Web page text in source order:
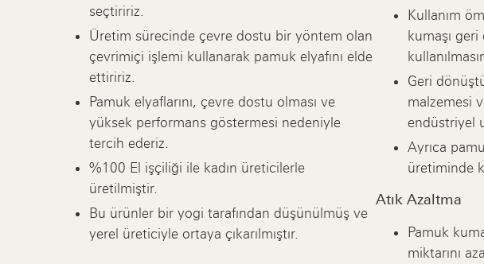
seçtiririz.
Üretim sürecinde çevre dostu bir yöntem olan
çevrimiçi işlemi kullanarak pamuk elyafını elde
ettiririz.
Pamuk elyaflarını, çevre dostu olması ve
yüksek performans göstermesi nedeniyle
tercih ederiz.
%100 El işçiliği ile kadın üreticilerle
üretilmiştir.
Bu ürünler bir yogi tarafından düşünülmüş ve
yerel üreticiyle ortaya çıkarılmıştır.
Kullanım
kumaşı
Geri
malzemesi
endüstriyel
Ayrıca
üretiminde
Atık Azaltma
Pamuk
miktarını